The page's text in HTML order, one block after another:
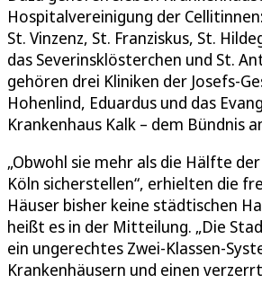
Hospitalvereinigung der
St. Vinzenz, St. Franziskus, St.
das Severinsklösterchen und St.
gehören drei Kliniken der Josefs-
Hohenlind, Eduardus und das
Krankenhaus Kalk – dem Bündnis
„Obwohl sie mehr als die Hälfte
Köln sicherstellen“, erhielten die
Häuser bisher keine städtischen
heißt es in der Mitteilung. „Die
ein ungerechtes Zwei-Klassen-
Krankenhäusern und einen